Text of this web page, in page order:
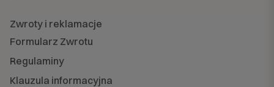
Zwroty i reklamacje
Formularz Zwrotu
Regulaminy
Klauzula informacyjna